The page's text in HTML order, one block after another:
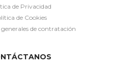
de Privacidad
de Cookies
de contratación